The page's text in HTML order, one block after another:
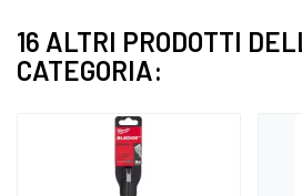
16 ALTRI PRODOTTI
CATEGORIA: